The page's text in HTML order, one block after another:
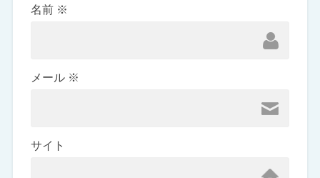
名前 ※
メール ※
サイト